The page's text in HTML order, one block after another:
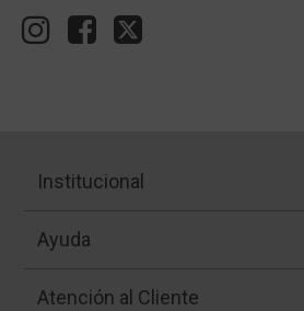
Institucional
Ayuda
Atención al Cliente